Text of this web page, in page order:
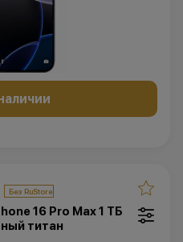
16 Pro Max 1 ТБ
титан